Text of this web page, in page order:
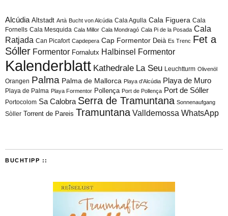
Alcúdia Altstadt Artà Bucht von Alcúdia Cala Agulla Cala Figuera Cala
Fornells Cala Mesquida Cala Millor Cala Mondragó Cala Pi de la Posada Cala
Ratjada Can Picafort Capdepera Cap Formentor Deià Es Trenc Fet a
Sóller Formentor Fornalutx Halbinsel Formentor
Kalenderblatt Kathedrale La Seu Leuchtturm Olivenöl
Orangen Palma Palma de Mallorca Playa d'Alcúdia Playa de Muro
Playa de Palma Playa Formentor Pollença Port de Pollença Port de Sóller
Portocolom Sa Calobra Serra de Tramuntana Sonnenaufgang
Sòller Torrent de Pareis Tramuntana Valldemossa WhatsApp
BUCHTIPP ::